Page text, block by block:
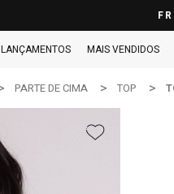
LANÇAMENTOS MAIS VENDIDOS
PARTE DE CIMA TOP